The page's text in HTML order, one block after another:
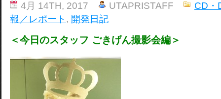
4月 14TH, 2017 UTAPRISTAFF
CD・
報／レポート , 開発日記
＜今日のスタッフ ごきげん撮影会編＞